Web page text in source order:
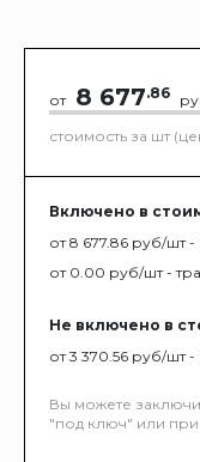
от 8 677.86
стоимость за шт
Включено в
от 8 677.86 руб/шт
от 0.00 руб/шт -
Не включено в
от 3 370.56 руб/шт
Вы можете
"под ключ" или